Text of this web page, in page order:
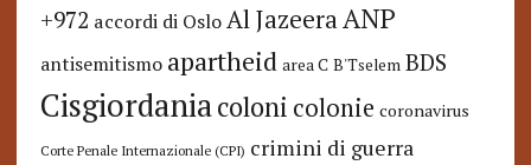
+972 accordi di Oslo Al JazeeraANP
antisemitismo apartheid area C B'Tselem BDS
Cisgiordaniacoloni colonie coronavirus
Corte Penale Internazionale (CPI) crimini di guerra